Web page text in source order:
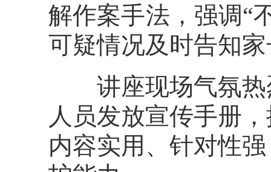
解作案手法，强调“
可疑情况及时告知
讲座现场气氛热
人员发放宣传手册
内容实用、针对性